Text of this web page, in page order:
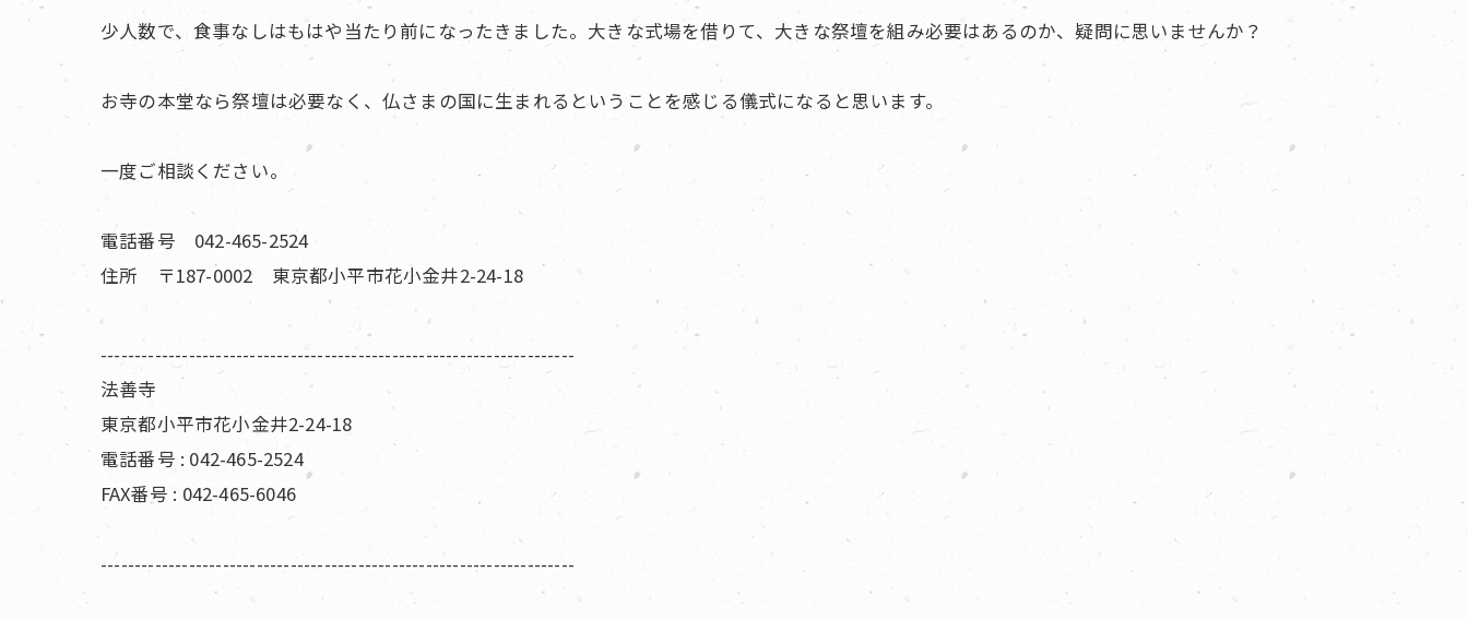
少人数で、食事なしはもはや当たり前になったきました。大きな式場を借りて、大きな祭壇を組み必要はあるのか、疑問に思いませんか？
お寺の本堂なら祭壇は必要なく、仏さまの国に生まれるということを感じる儀式になると思います。
一度ご相談ください。
電話番号 042-465-2524
住所 〒187-0002 東京都小平市花小金井2-24-18
----------------------------------------------------------------------
法善寺
東京都小平市花小金井2-24-18
電話番号 : 042-465-2524
FAX番号 : 042-465-6046
----------------------------------------------------------------------